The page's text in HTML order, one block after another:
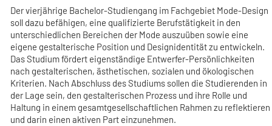
Der vierjährige Bachelor-Studiengang im Fachgebiet Mode-Design
soll dazu befähigen, eine qualifizierte Berufstätigkeit in den
unterschiedlichen Bereichen der Mode auszuüben sowie eine
eigene gestalterische Position und Designidentität zu entwickeln.
Das Studium fördert eigenständige Entwerfer-Persönlichkeiten
nach gestalterischen, ästhetischen, sozialen und ökologischen
Kriterien. Nach Abschluss des Studiums sollen die Studierenden in
der Lage sein, den gestalterischen Prozess und ihre Rolle und
Haltung in einem gesamtgesellschaftlichen Rahmen zu reflektieren
und darin einen aktiven Part einzunehmen.